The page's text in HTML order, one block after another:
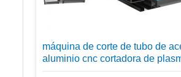
máquina de corte de tubo de
aluminio cnc cortadora de